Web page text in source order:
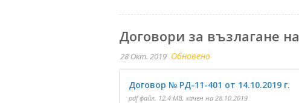
Договори за възлагане
28 Окт. 2019 Обновено
Договор № РД-11-401 от 14.10.2019 г.
pdf файл, 12,4 MB, качен на 28.10.2019